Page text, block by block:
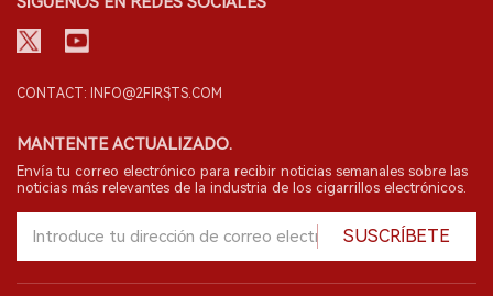
CONTACT: INFO@2FIRSTS.COM
MANTENTE ACTUALIZADO.
Envía tu correo electrónico para recibir noticias semanales sobre las
noticias más relevantes de la industria de los cigarrillos electrónicos.
SUSCRÍBETE